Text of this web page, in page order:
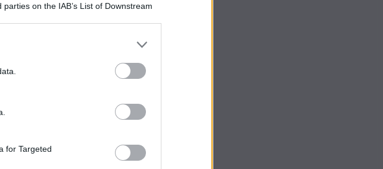
on the IAB’s List of Downstream
for Targeted